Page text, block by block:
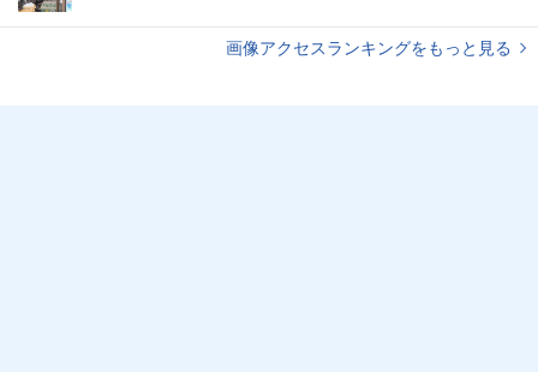
画像アクセスランキングをもっと見る